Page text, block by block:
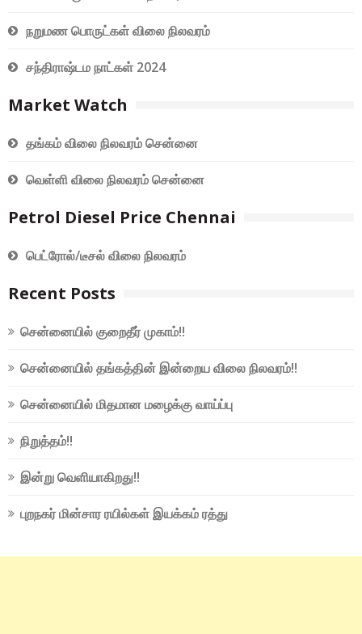
நறுமண பொருட்கள் விலை நிலவரம்
சந்திராஷ்டம நாட்கள் 2024
Market Watch
தங்கம் விலை நிலவரம் சென்னை
வெள்ளி விலை நிலவரம் சென்னை
Petrol Diesel Price Chennai
பெட்ரோல்/டீசல் விலை நிலவரம்
Recent Posts
சென்னையில் குறைதீர் முகாம்!!
சென்னையில் தங்கத்தின் இன்றைய விலை நிலவரம்!!
சென்னையில் மிதமான மழைக்கு வாய்ப்பு
நிறுத்தம்!!
இன்று வெளியாகிறது!!
புறநகர் மின்சார ரயில்கள் இயக்கம் ரத்து